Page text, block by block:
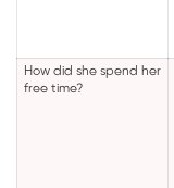
How did she spend her
free time?